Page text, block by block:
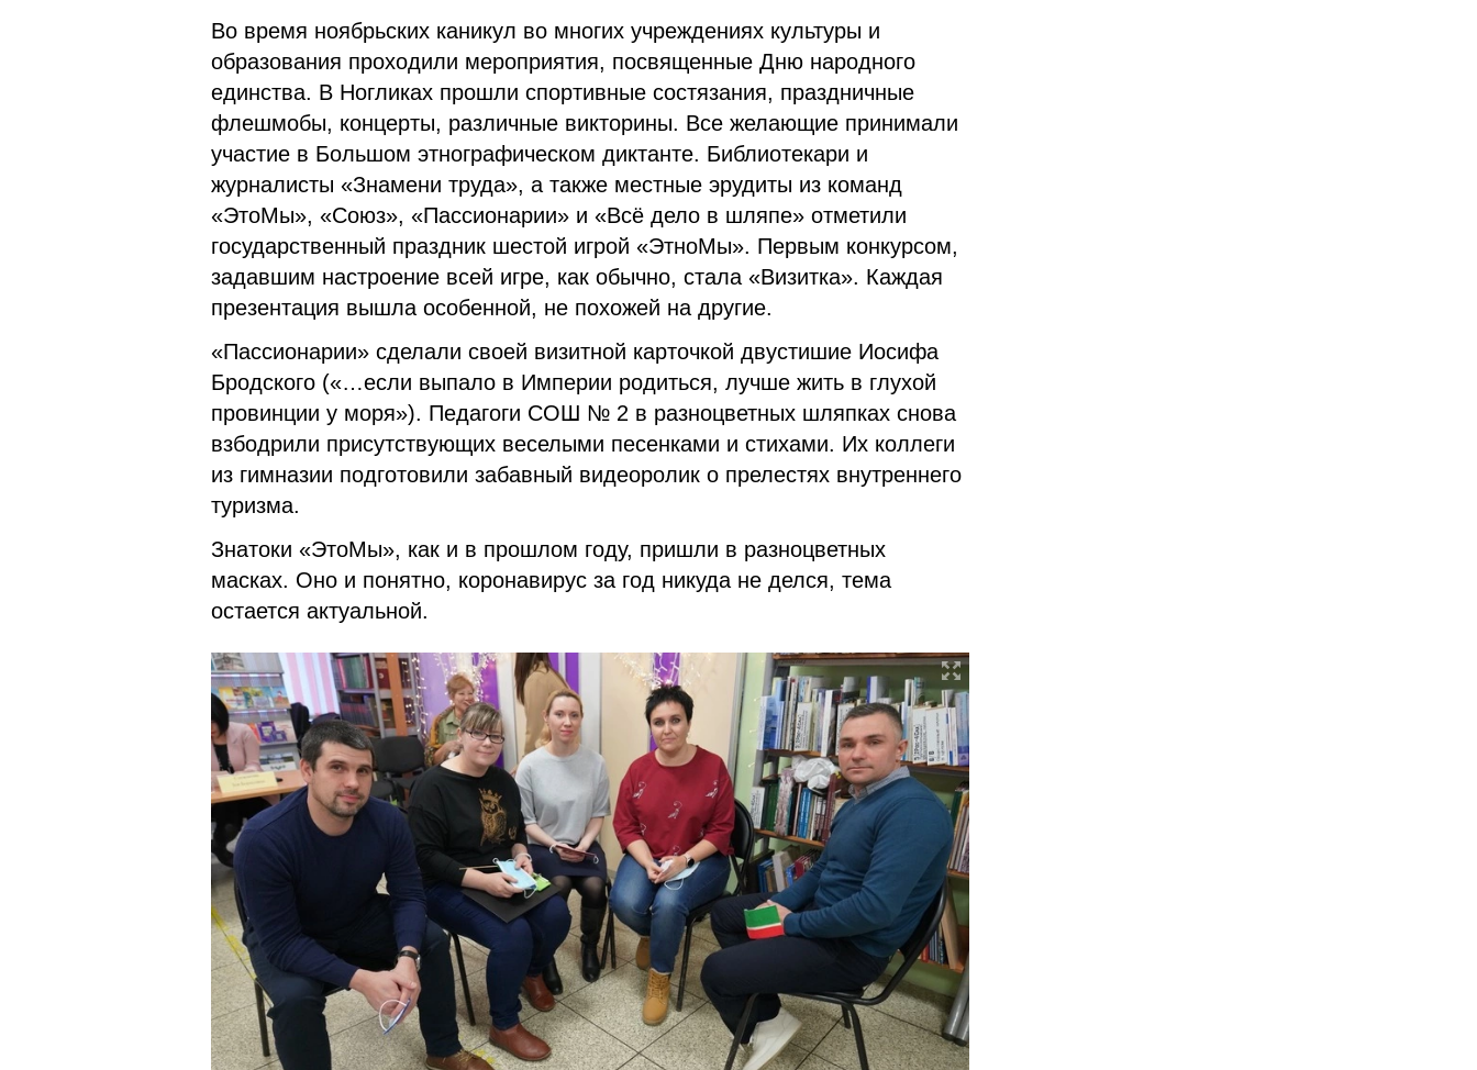
Во время ноябрьских каникул во многих учреждениях культуры и
образования проходили мероприятия, посвященные Дню народного
единства. В Ногликах прошли спортивные состязания, праздничные
флешмобы, концерты, различные викторины. Все желающие принимали
участие в Большом этнографическом диктанте. Библиотекари и
журналисты «Знамени труда», а также местные эрудиты из команд
«ЭтоМы», «Союз», «Пассионарии» и «Всё дело в шляпе» отметили
государственный праздник шестой игрой «ЭтноМы». Первым конкурсом,
задавшим настроение всей игре, как обычно, стала «Визитка». Каждая
презентация вышла особенной, не похожей на другие.
«Пассионарии» сделали своей визитной карточкой двустишие Иосифа
Бродского («…если выпало в Империи родиться, лучше жить в глухой
провинции у моря»). Педагоги СОШ № 2 в разноцветных шляпках снова
взбодрили присутствующих веселыми песенками и стихами. Их коллеги
из гимназии подготовили забавный видеоролик о прелестях внутреннего
туризма.
Знатоки «ЭтоМы», как и в прошлом году, пришли в разноцветных
масках. Оно и понятно, коронавирус за год никуда не делся, тема
остается актуальной.